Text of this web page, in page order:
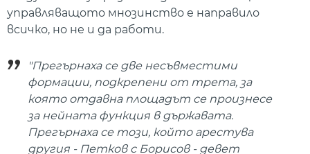
управляващото мнозинство е направило
всичко, но не и да работи.
"Прегърнаха се две несъвместими
формации, подкрепени от трета, за
която отдавна площадът се произнесе
за нейната функция в държавата.
Прегърнаха се този, който арестува
другия - Петков с Борисов - девет